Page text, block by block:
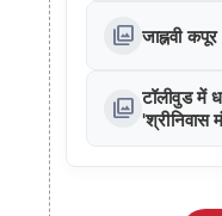
photo_library जाह्नवी
photo_library टॉलीवुड में